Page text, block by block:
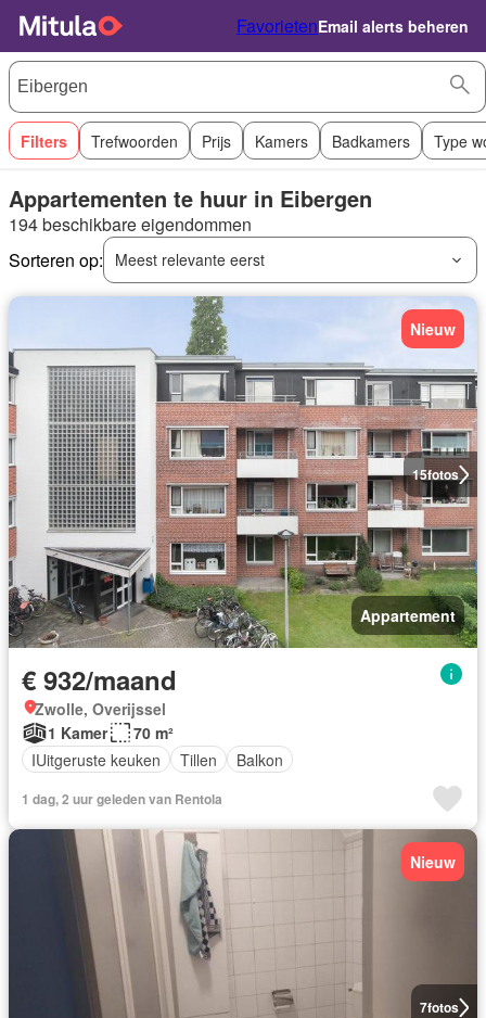
FavorietenEmail alerts beheren
Filters Trefwoorden Prijs Kamers Badkamers Type
Appartementen te huur in Eibergen
194 beschikbare eigendommen
Sorteren op:
Meest relevante eerst
15fotos
Nieuw
Appartement
€ 932/maand
Zwolle, Overijssel
1 Kamer
70 m²
IUitgeruste keuken
Tillen Balkon
1 dag, 2 uur geleden van Rentola
7fotos
Nieuw